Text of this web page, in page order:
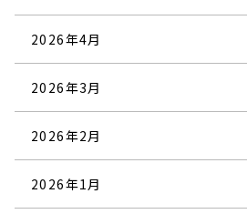
2026年4月
2026年3月
2026年2月
2026年1月